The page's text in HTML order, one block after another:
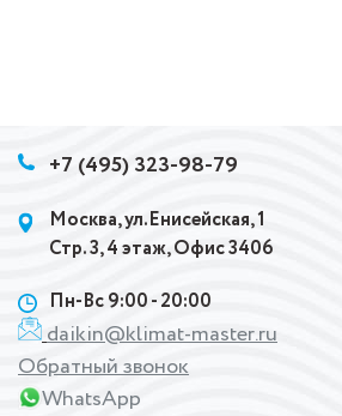
+7 (495) 323-98-79
Москва, ул.Енисейская, 1
Стр. 3, 4 этаж, Офис 3406
Пн-Вс 9:00 - 20:00
daikin@klimat-master.ru
Обратный звонок
WhatsApp